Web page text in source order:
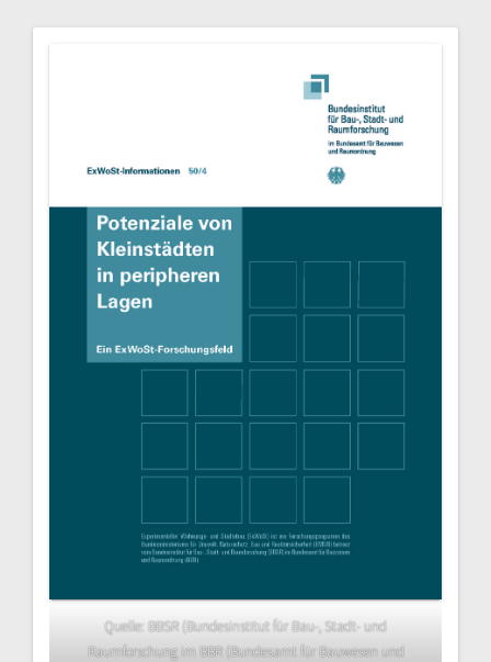
Quelle: BBSR (Bundesinstitut für Bau-, Stadt- und
Raumforschung im BBR (Bundesamt für Bauwesen und